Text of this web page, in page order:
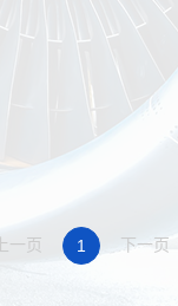
上一页 1 下一页